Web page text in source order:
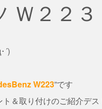
Ｗ２２
´)
W223”です
＆取り付けのご紹介デス